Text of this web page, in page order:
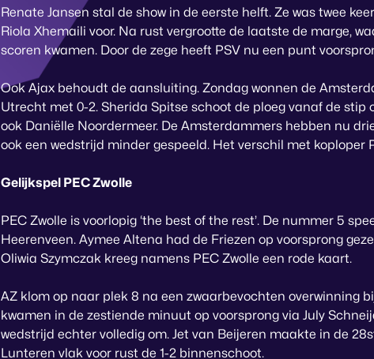
Renate Jansen stal de show in de eerste helft. Ze was twee
Riola Xhemaili voor. Na rust vergrootte de laatste de marge,
scoren kwamen. Door de zege heeft PSV nu een punt
Ook Ajax behoudt de aansluiting. Zondag wonnen de
Utrecht met 0-2. Sherida Spitse schoot de ploeg vanaf de stip
ook Daniëlle Noordermeer. De Amsterdammers hebben nu
ook een wedstrijd minder gespeeld. Het verschil met koploper
Gelijkspel PEC Zwolle
PEC Zwolle is voorlopig ‘the best of the rest’. De nummer 5
Heerenveen. Aymee Altena had de Friezen op voorsprong
Oliwia Szymczak kreeg namens PEC Zwolle een rode kaart.
AZ klom op naar plek 8 na een zwaarbevochten overwinning
kwamen in de zestiende minuut op voorsprong via July
wedstrijd echter volledig om. Jet van Beijeren maakte in de
Lunteren vlak voor rust de 1-2 binnenschoot.